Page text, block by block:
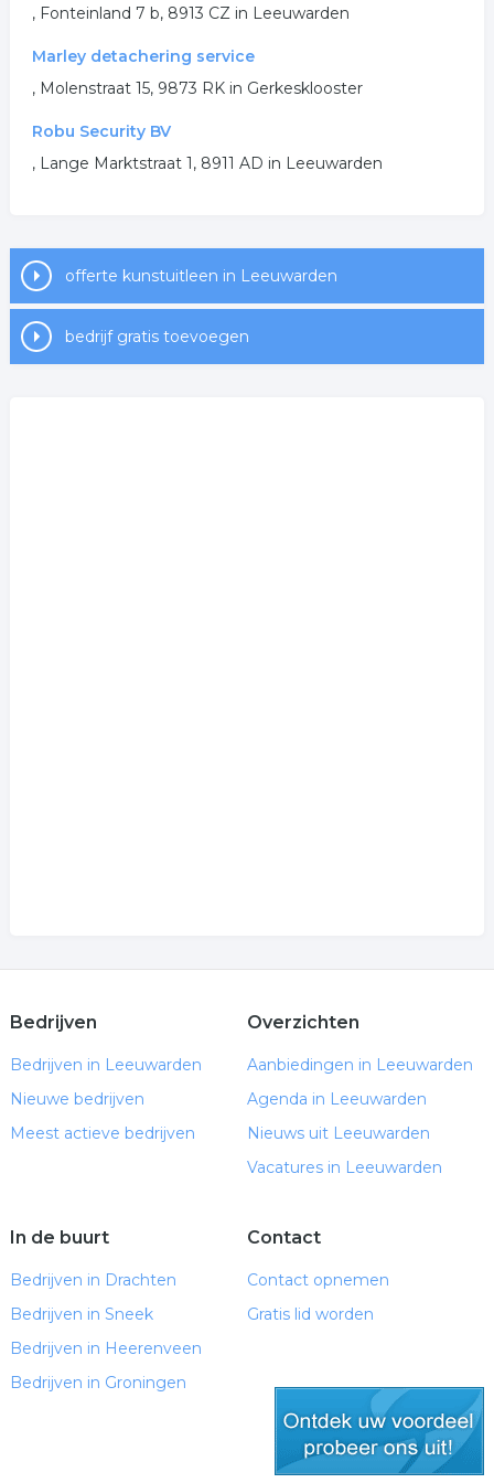
kunst verhuur
.
, Fonteinland 7 b, 8913 CZ in Leeuwarden
Marley detachering service
, Molenstraat 15, 9873 RK in Gerkesklooster
Robu Security BV
, Lange Marktstraat 1, 8911 AD in Leeuwarden
offerte kunstuitleen in Leeuwarden
bedrijf gratis toevoegen
Bedrijven
Bedrijven in Leeuwarden
Nieuwe bedrijven
Meest actieve bedrijven
Overzichten
Aanbiedingen in Leeuwarden
Agenda in Leeuwarden
Nieuws uit Leeuwarden
Vacatures in Leeuwarden
In de buurt
Bedrijven in Drachten
Bedrijven in Sneek
Bedrijven in Heerenveen
Bedrijven in Groningen
Contact
Contact opnemen
Gratis lid worden